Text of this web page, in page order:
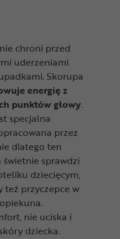
chroni przed
uderzeniami
Skorupa
energię z
punktów głowy.
specjalna
przez
dlatego ten
sprawdzi
dziecięcym,
też przyczepce w
nie uciska i
dziecka.